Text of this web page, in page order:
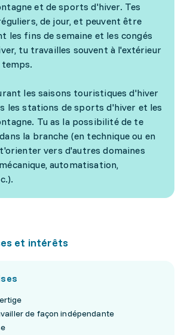
et de sports d'hiver. Tes
de jour, et peuvent être
les fins de semaine et les congés
tu travailles souvent à l'extérieur
les saisons touristiques d'hiver
les stations de sports d'hiver et les
Tu as la possibilité de te
la branche (en technique ou en
vers d'autres domaines
automatisation,
et intérêts
de façon indépendante